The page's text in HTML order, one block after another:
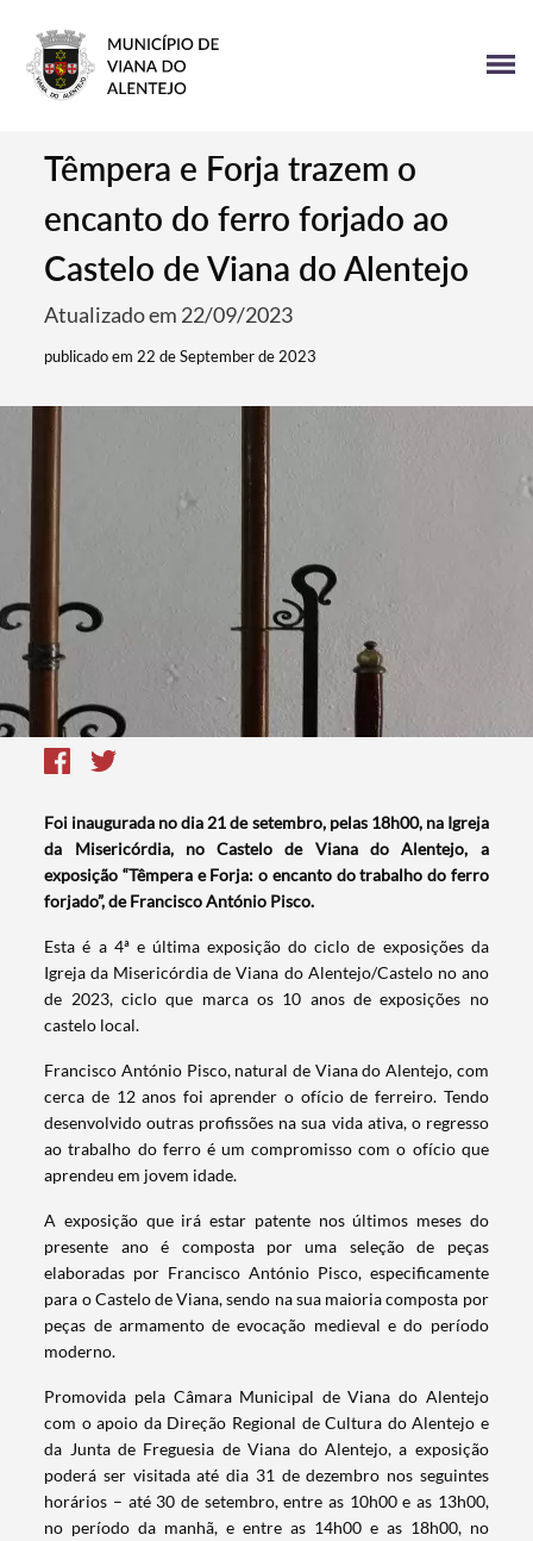
Têmpera e Forja trazem o
encanto do ferro forjado ao
Castelo de Viana do Alentejo
Atualizado em 22/09/2023
publicado em 22 de September de 2023
Foi inaugurada no dia 21 de setembro, pelas 18h00, na Igreja
da Misericórdia, no Castelo de Viana do Alentejo, a
exposição “Têmpera e Forja: o encanto do trabalho do ferro
forjado”, de Francisco António Pisco.
Esta é a 4ª e última exposição do ciclo de exposições da
Igreja da Misericórdia de Viana do Alentejo/Castelo no ano
de 2023, ciclo que marca os 10 anos de exposições no
castelo local.
Francisco António Pisco, natural de Viana do Alentejo, com
cerca de 12 anos foi aprender o ofício de ferreiro. Tendo
desenvolvido outras profissões na sua vida ativa, o regresso
ao trabalho do ferro é um compromisso com o ofício que
aprendeu em jovem idade.
A exposição que irá estar patente nos últimos meses do
presente ano é composta por uma seleção de peças
elaboradas por Francisco António Pisco, especificamente
para o Castelo de Viana, sendo na sua maioria composta por
peças de armamento de evocação medieval e do período
moderno.
Promovida pela Câmara Municipal de Viana do Alentejo
com o apoio da Direção Regional de Cultura do Alentejo e
da Junta de Freguesia de Viana do Alentejo, a exposição
poderá ser visitada até dia 31 de dezembro nos seguintes
horários – até 30 de setembro, entre as 10h00 e as 13h00,
no período da manhã, e entre as 14h00 e as 18h00, no